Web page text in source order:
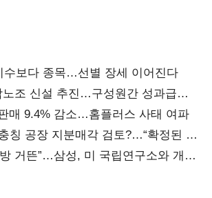
수보다 종목…선별 장세 이어진다
노조 신설 추진…구성원간 성과급
매 9.4% 감소…홈플러스 사태 여파
칭 공장 지분매각 검토?…“확정된 바
거뜬”…삼성, 미 국립연구소와 개발